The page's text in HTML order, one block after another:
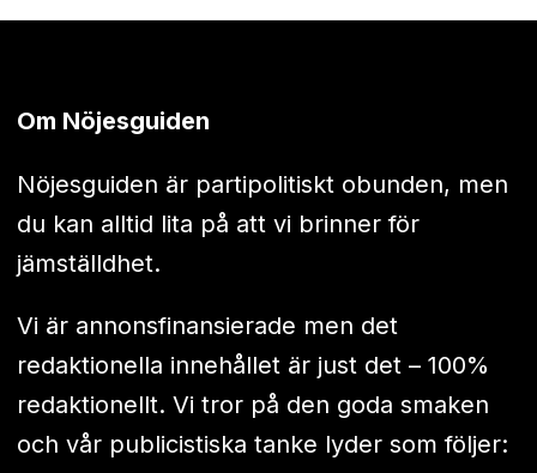
Om Nöjesguiden
Nöjesguiden är partipolitiskt obunden, men
du kan alltid lita på att vi brinner för
jämställdhet.
Vi är annonsfinansierade men det
redaktionella innehållet är just det – 100%
redaktionellt. Vi tror på den goda smaken
och vår publicistiska tanke lyder som följer: